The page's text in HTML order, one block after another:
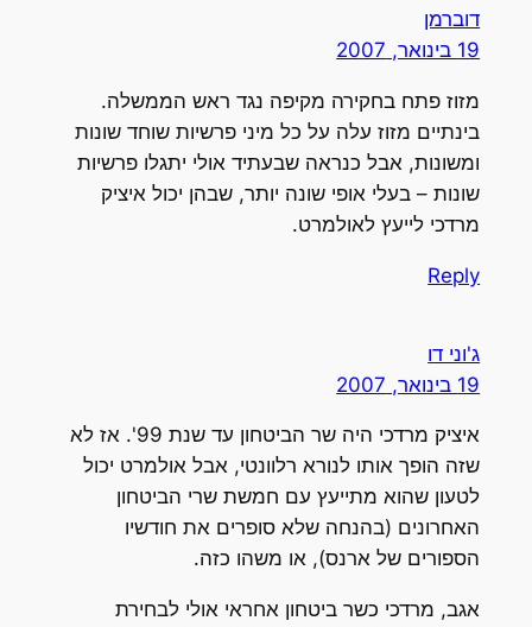
דוברמן
19 בינואר, 2007
מזוז פתח בחקירה מקיפה נגד ראש הממשלה.
בינתיים מזוז עלה על כל מיני פרשיות שוחד שונות
ומשונות, אבל כנראה שבעתיד אולי יתגלו פרשיות
שונות – בעלי אופי שונה יותר, שבהן יכול איציק
מרדכי לייעץ לאולמרט.
Reply
ג'וני דו
19 בינואר, 2007
איציק מרדכי היה שר הביטחון עד שנת 99'. אז לא
שזה הופך אותו לנורא רלוונטי, אבל אולמרט יכול
לטעון שהוא מתייעץ עם חמשת שרי הביטחון
האחרונים (בהנחה שלא סופרים את חודשיו
הספורים של ארנס), או משהו כזה.
אגב, מרדכי כשר ביטחון אחראי אולי לבחירת